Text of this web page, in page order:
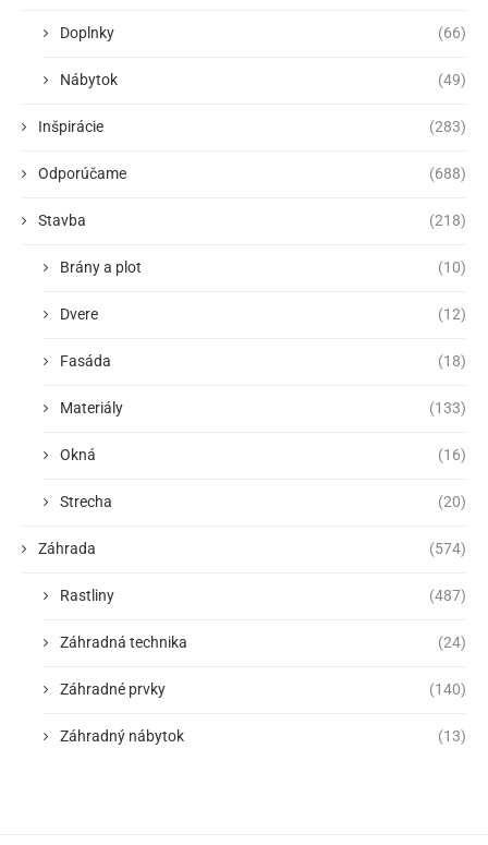
Doplnky (66)
Nábytok (49)
Inšpirácie (283)
Odporúčame (688)
Stavba (218)
Brány a plot (10)
Dvere (12)
Fasáda (18)
Materiály (133)
Okná (16)
Strecha (20)
Záhrada (574)
Rastliny (487)
Záhradná technika (24)
Záhradné prvky (140)
Záhradný nábytok (13)